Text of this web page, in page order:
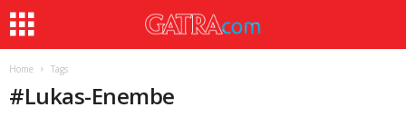
Home Tags
#Lukas-Enembe